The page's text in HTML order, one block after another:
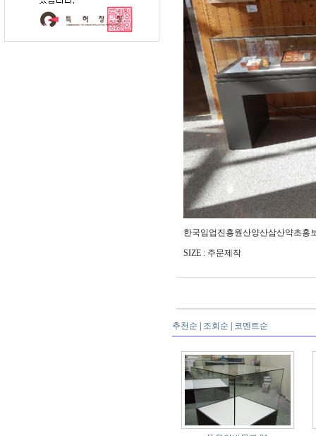
한국임업진흥원산양산삼산약초홍
SIZE : 주문제작
추천순 조회순 코멘트순